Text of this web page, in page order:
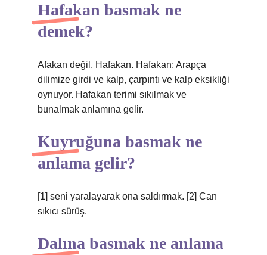
Hafakan basmak ne
demek?
Afakan değil, Hafakan. Hafakan; Arapça
dilimize girdi ve kalp, çarpıntı ve kalp eksikliği
oynuyor. Hafakan terimi sıkılmak ve
bunalmak anlamına gelir.
Kuyruğuna basmak ne
anlama gelir?
[1] seni yaralayarak ona saldırmak. [2] Can
sıkıcı sürüş.
Dalına basmak ne anlama